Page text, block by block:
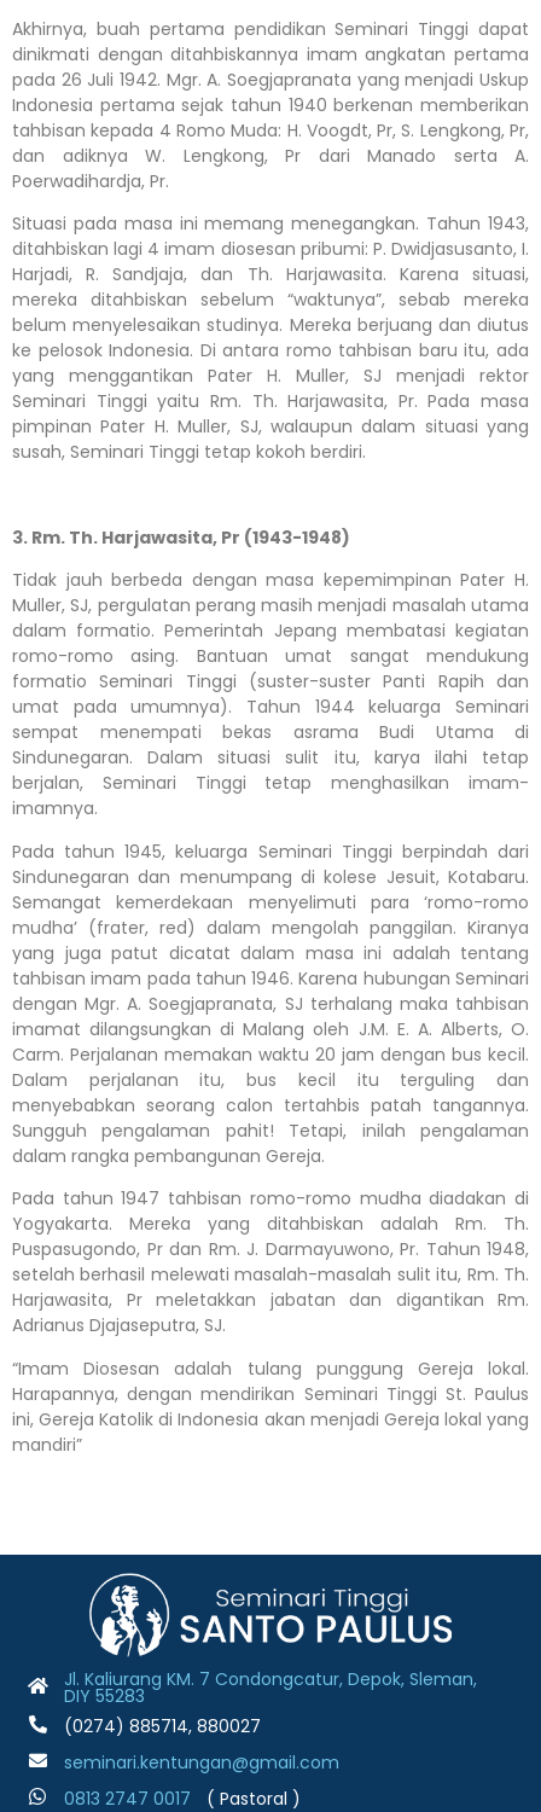
Akhirnya, buah pertama pendidikan Seminari Tinggi dapat
dinikmati dengan ditahbiskannya imam angkatan pertama
pada 26 Juli 1942. Mgr. A. Soegjapranata yang menjadi Uskup
Indonesia pertama sejak tahun 1940 berkenan memberikan
tahbisan kepada 4 Romo Muda: H. Voogdt, Pr, S. Lengkong, Pr,
dan adiknya W. Lengkong, Pr dari Manado serta A.
Poerwadihardja, Pr.
Situasi pada masa ini memang menegangkan. Tahun 1943,
ditahbiskan lagi 4 imam diosesan pribumi: P. Dwidjasusanto, I.
Harjadi, R. Sandjaja, dan Th. Harjawasita. Karena situasi,
mereka ditahbiskan sebelum “waktunya”, sebab mereka
belum menyelesaikan studinya. Mereka berjuang dan diutus
ke pelosok Indonesia. Di antara romo tahbisan baru itu, ada
yang menggantikan Pater H. Muller, SJ menjadi rektor
Seminari Tinggi yaitu Rm. Th. Harjawasita, Pr. Pada masa
pimpinan Pater H. Muller, SJ, walaupun dalam situasi yang
susah, Seminari Tinggi tetap kokoh berdiri.
3. Rm. Th. Harjawasita, Pr (1943-1948)
Tidak jauh berbeda dengan masa kepemimpinan Pater H.
Muller, SJ, pergulatan perang masih menjadi masalah utama
dalam formatio. Pemerintah Jepang membatasi kegiatan
romo-romo asing. Bantuan umat sangat mendukung
formatio Seminari Tinggi (suster-suster Panti Rapih dan
umat pada umumnya). Tahun 1944 keluarga Seminari
sempat menempati bekas asrama Budi Utama di
Sindunegaran. Dalam situasi sulit itu, karya ilahi tetap
berjalan, Seminari Tinggi tetap menghasilkan imam-
imamnya.
Pada tahun 1945, keluarga Seminari Tinggi berpindah dari
Sindunegaran dan menumpang di kolese Jesuit, Kotabaru.
Semangat kemerdekaan menyelimuti para ‘romo-romo
mudha’ (frater, red) dalam mengolah panggilan. Kiranya
yang juga patut dicatat dalam masa ini adalah tentang
tahbisan imam pada tahun 1946. Karena hubungan Seminari
dengan Mgr. A. Soegjapranata, SJ terhalang maka tahbisan
imamat dilangsungkan di Malang oleh J.M. E. A. Alberts, O.
Carm. Perjalanan memakan waktu 20 jam dengan bus kecil.
Dalam perjalanan itu, bus kecil itu terguling dan
menyebabkan seorang calon tertahbis patah tangannya.
Sungguh pengalaman pahit! Tetapi, inilah pengalaman
dalam rangka pembangunan Gereja.
Pada tahun 1947 tahbisan romo-romo mudha diadakan di
Yogyakarta. Mereka yang ditahbiskan adalah Rm. Th.
Puspasugondo, Pr dan Rm. J. Darmayuwono, Pr. Tahun 1948,
setelah berhasil melewati masalah-masalah sulit itu, Rm. Th.
Harjawasita, Pr meletakkan jabatan dan digantikan Rm.
Adrianus Djajaseputra, SJ.
“Imam Diosesan adalah tulang punggung Gereja lokal.
Harapannya, dengan mendirikan Seminari Tinggi St. Paulus
ini, Gereja Katolik di Indonesia akan menjadi Gereja lokal yang
mandiri”
Jl. Kaliurang KM. 7 Condongcatur, Depok, Sleman,
DIY 55283
(0274) 885714, 880027
seminari.kentungan@gmail.com
0813 2747 0017 ( Pastoral )